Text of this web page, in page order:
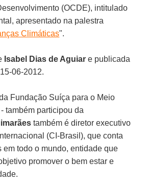
(OCDE), intitulado
apresentado na palestra
Climáticas".
Isabel Dias de Aguiar e publicada
06-2012.
Fundação Suíça para o Meio
- também participou da
também é diretor executivo
(CI-Brasil), que conta
em todo o mundo, entidade que
promover o bem estar e